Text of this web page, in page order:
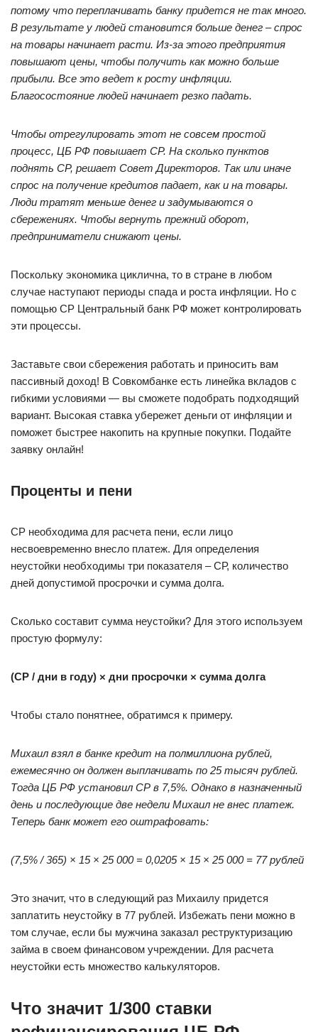
потому что переплачивать банку придется не так много.
В результате у людей становится больше денег –спрос
на товары начинает расти. Из-за этого предприятия
повышают цены, чтобы получить как можно больше
прибыли. Все это ведет к росту инфляции.
Благосостояние людей начинает резко падать.
Чтобы отрегулировать этот не совсем простой
процесс, ЦБ РФ повышает СР. На сколько пунктов
поднять СР, решает Совет Директоров. Так или иначе
спрос на получение кредитов падает, как и на товары.
Люди тратят меньше денег и задумываются о
сбережениях. Чтобы вернуть прежний оборот,
предприниматели снижают цены.
Поскольку экономика циклична, то в стране в любом
случае наступают периоды спада и роста инфляции. Но с
помощью СР Центральный банк РФ может контролировать
эти процессы.
Заставьте свои сбережения работать и приносить вам
пассивный доход! В Совкомбанке есть линейка вкладов с
гибкими условиями — вы сможете подобрать подходящий
вариант. Высокая ставка убережет деньги от инфляции и
поможет быстрее накопить на крупные покупки. Подайте
заявку онлайн!
Проценты и пени
СР необходима для расчета пени, если лицо
несвоевременно внесло платеж. Для определения
неустойки необходимы три показателя – СР, количество
дней допустимой просрочки и сумма долга.
Сколько составит сумма неустойки? Для этого используем
простую формулу:
(СР / дни в году) × дни просрочки × сумма долга
Чтобы стало понятнее, обратимся к примеру.
Михаил взял в банке кредит на полмиллиона рублей,
ежемесячно он должен выплачивать по 25 тысяч рублей.
Тогда ЦБ РФ установил СР в 7,5%. Однако в назначенный
день и последующие две недели Михаил не внес платеж.
Теперь банк может его оштрафовать:
(7,5% / 365) × 15 × 25 000 = 0,0205 × 15 × 25 000 = 77 рублей
Это значит, что в следующий раз Михаилу придется
заплатить неустойку в 77 рублей. Избежать пени можно в
том случае, если бы мужчина заказал реструктуризацию
займа в своем финансовом учреждении. Для расчета
неустойки есть множество калькуляторов.
Что значит 1/300 ставки